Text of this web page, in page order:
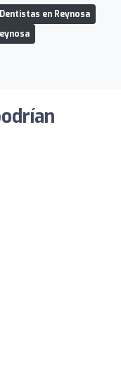
Dentistas en Reynosa